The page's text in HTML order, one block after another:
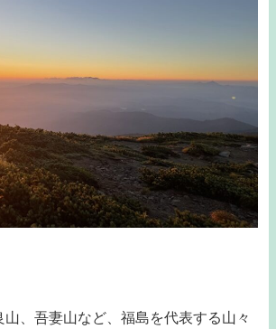
、吾妻山など、福島を代表する山々